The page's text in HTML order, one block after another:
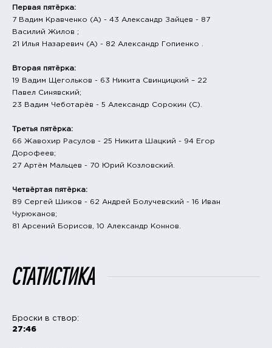
Первая пятёрка:
7 Вадим Кравченко (А) - 43 Александр Зайцев - 87
Василий Жилов ;
21 Илья Назаревич (А) - 82 Александр Гопиенко .
Вторая пятёрка:
19 Вадим Щегольков - 63 Никита Свинцицкий – 22
Павел Синявский;
23 Вадим Чеботарёв - 5 Александр Сорокин (С).
Третья пятёрка:
66 Жавохир Расулов - 25 Никита Шацкий - 94 Егор
Дорофеев;
27 Артём Мальцев - 70 Юрий Козловский.
Четвёртая пятёрка:
89 Сергей Шиков - 62 Андрей Болучевский - 16 Иван
Чурюканов;
81 Арсений Борисов, 10 Александр Коннов.
СТАТИСТИКА
Броски в створ:
27:46